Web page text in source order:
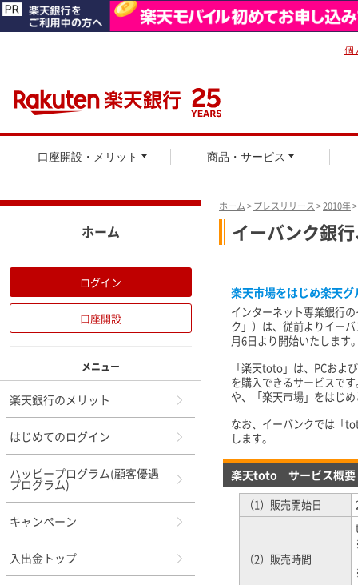
口座開設・メリット 商品・サービス
個
ホーム>プレスリリース>2010年
イーバンク銀
楽天市場をはじめ楽天
インターネット専業銀行
ク」）は、従前よりイー
月6日より開始いたします
「楽天toto」は、PCおよ
を購入できるサービスで
や、「楽天市場」をはじ
なお、イーバンクでは「
します。
楽天toto サービス概要
（1）販売開始日
（2）販売時間
ホーム
ログイン
口座開設
メニュー
楽天銀行のメリット
はじめてのログイン
ハッピープログラム(顧客優遇
プログラム)
キャンペーン
入出金トップ